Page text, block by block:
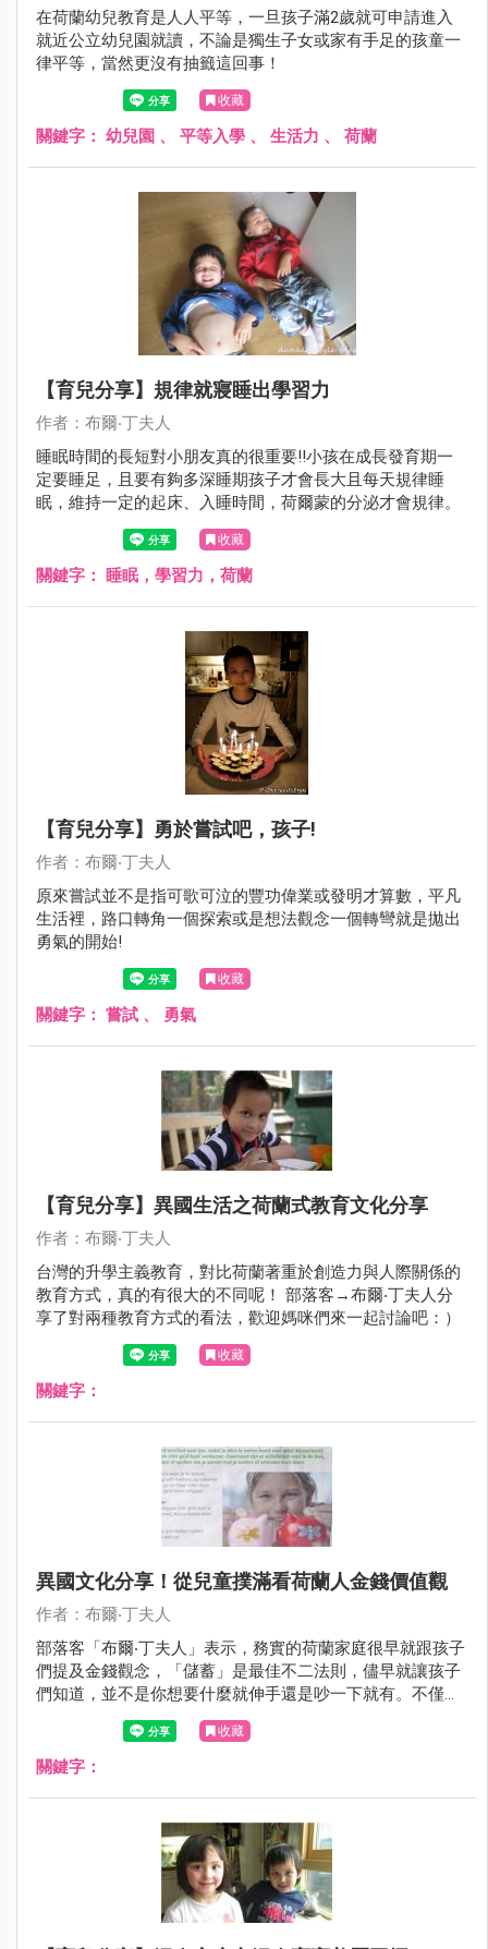
在荷蘭幼兒教育是人人平等，一旦孩子滿2歲就可申請進入
就近公立幼兒園就讀，不論是獨生子女或家有手足的孩童一
律平等，當然更沒有抽籤這回事！
收藏
關鍵字： 幼兒園 、 平等入學 、 生活力 、 荷蘭
【育兒分享】規律就寢睡出學習力
作者：布爾‧丁夫人
睡眠時間的長短對小朋友真的很重要!!小孩在成長發育期一
定要睡足，且要有夠多深睡期孩子才會長大且每天規律睡
眠，維持一定的起床、入睡時間，荷爾蒙的分泌才會規律。
收藏
關鍵字： 睡眠，學習力，荷蘭
【育兒分享】勇於嘗試吧，孩子!
作者：布爾‧丁夫人
原來嘗試並不是指可歌可泣的豐功偉業或發明才算數，平凡
生活裡，路口轉角一個探索或是想法觀念一個轉彎就是拋出
勇氣的開始!
收藏
關鍵字： 嘗試 、 勇氣
【育兒分享】異國生活之荷蘭式教育文化分享
作者：布爾‧丁夫人
台灣的升學主義教育，對比荷蘭著重於創造力與人際關係的
教育方式，真的有很大的不同呢！ 部落客→布爾‧丁夫人分
享了對兩種教育方式的看法，歡迎媽咪們來一起討論吧：）
收藏
關鍵字：
異國文化分享！從兒童撲滿看荷蘭人金錢價值觀
作者：布爾‧丁夫人
部落客「布爾‧丁夫人」表示，務實的荷蘭家庭很早就跟孩子
們提及金錢觀念，「儲蓄」是最佳不二法則，儘早就讓孩子
們知道，並不是你想要什麼就伸手還是吵一下就有。不僅家
庭，連學校也很重視金錢觀念的教育，小學就開始教導如何
正確使用金錢、了解它甚至投資它！真的是很不一樣的文化
呢～有興趣的媽咪們可以來看看：）
收藏
關鍵字：